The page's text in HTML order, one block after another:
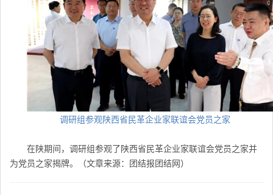
调研组参观陕西省民革企业家联谊会党员之家
在陕期间，调研组参观了陕西省民革企业家联谊会党员之家并
为党员之家揭牌。（文章来源：团结报团结网）